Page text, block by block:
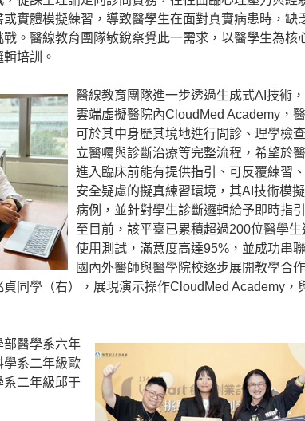
實體模擬練習，導致醫學生在面對真實病患時，缺
。醫線教育團隊敏銳察覺此一需求，以醫學生為核
培訓。
醫線教育團隊進一步透過生成式AI技術
雲端虛擬醫院內CloudMed Academy，
可於其中身歷其境地進行問診、理學檢
立醫囑與診斷治療等完整流程，希望於
進入臨床前能有提供指引、可反覆練習
安全疑慮的擬真練習環境，其AI技術模
病例，並針對學生診斷邏輯給予即時指
至目前，該平臺已累積超過200位醫學生
使用測試，滿意度高達95%，並成功串
國內外醫師與醫學院校逐步展開教學合作
貞同學（右），展現演示操作CloudMed Academy，
部醫學系六年
學系二年級歐
系二年級邱于